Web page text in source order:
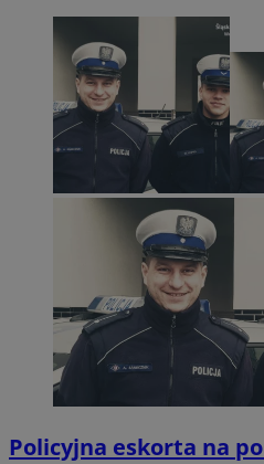
Policyjna eskorta na